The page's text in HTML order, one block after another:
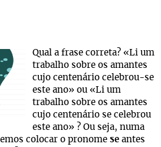
Qual a frase correta? «Li um
trabalho sobre os amantes
cujo centenário celebrou-se
este ano» ou «Li um
trabalho sobre os amantes
cujo centenário se celebrou
este ano» ? Ou seja, numa
colocar o pronome se antes